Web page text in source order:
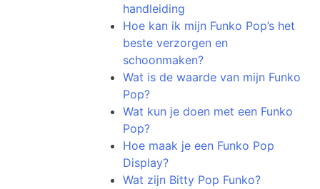
handleiding
Hoe kan ik mijn Funko Pop’s het
beste verzorgen en
schoonmaken?
Wat is de waarde van mijn Funko
Pop?
Wat kun je doen met een Funko
Pop?
Hoe maak je een Funko Pop
Display?
Wat zijn Bitty Pop Funko?